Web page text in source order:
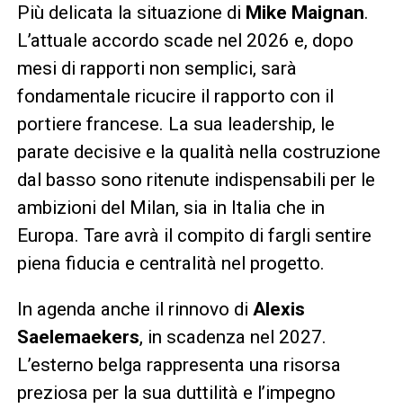
Più delicata la situazione di Mike Maignan.
L’attuale accordo scade nel 2026 e, dopo
mesi di rapporti non semplici, sarà
fondamentale ricucire il rapporto con il
portiere francese. La sua leadership, le
parate decisive e la qualità nella costruzione
dal basso sono ritenute indispensabili per le
ambizioni del Milan, sia in Italia che in
Europa. Tare avrà il compito di fargli sentire
piena fiducia e centralità nel progetto.
In agenda anche il rinnovo di Alexis
Saelemaekers, in scadenza nel 2027.
L’esterno belga rappresenta una risorsa
preziosa per la sua duttilità e l’impegno